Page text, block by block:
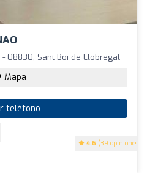
4.6 (39 opiniones)
- 08830, Sant Boi de Llobregat
Mapa
teléfono